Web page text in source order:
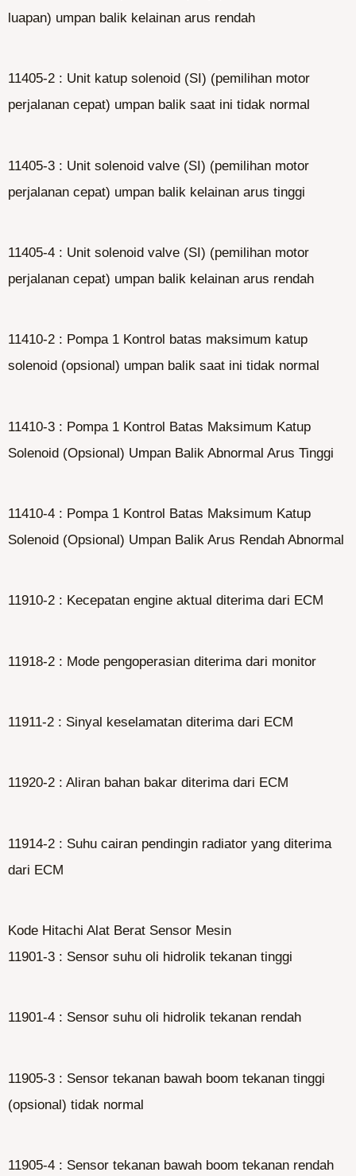
luapan) umpan balik kelainan arus rendah
11405-2 : Unit katup solenoid (SI) (pemilihan motor
perjalanan cepat) umpan balik saat ini tidak normal
11405-3 : Unit solenoid valve (SI) (pemilihan motor
perjalanan cepat) umpan balik kelainan arus tinggi
11405-4 : Unit solenoid valve (SI) (pemilihan motor
perjalanan cepat) umpan balik kelainan arus rendah
11410-2 : Pompa 1 Kontrol batas maksimum katup
solenoid (opsional) umpan balik saat ini tidak normal
11410-3 : Pompa 1 Kontrol Batas Maksimum Katup
Solenoid (Opsional) Umpan Balik Abnormal Arus Tinggi
11410-4 : Pompa 1 Kontrol Batas Maksimum Katup
Solenoid (Opsional) Umpan Balik Arus Rendah Abnormal
11910-2 : Kecepatan engine aktual diterima dari ECM
11918-2 : Mode pengoperasian diterima dari monitor
11911-2 : Sinyal keselamatan diterima dari ECM
11920-2 : Aliran bahan bakar diterima dari ECM
11914-2 : Suhu cairan pendingin radiator yang diterima
dari ECM
Kode Hitachi Alat Berat Sensor Mesin
11901-3 : Sensor suhu oli hidrolik tekanan tinggi
11901-4 : Sensor suhu oli hidrolik tekanan rendah
11905-3 : Sensor tekanan bawah boom tekanan tinggi
(opsional) tidak normal
11905-4 : Sensor tekanan bawah boom tekanan rendah